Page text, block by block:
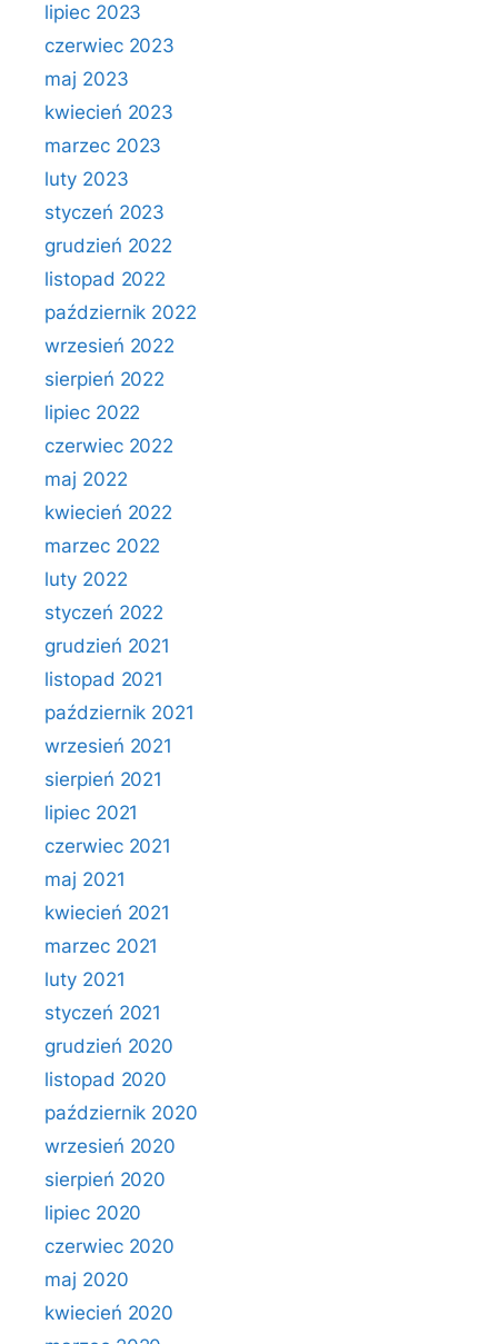
lipiec 2023
czerwiec 2023
maj 2023
kwiecień 2023
marzec 2023
luty 2023
styczeń 2023
grudzień 2022
listopad 2022
październik 2022
wrzesień 2022
sierpień 2022
lipiec 2022
czerwiec 2022
maj 2022
kwiecień 2022
marzec 2022
luty 2022
styczeń 2022
grudzień 2021
listopad 2021
październik 2021
wrzesień 2021
sierpień 2021
lipiec 2021
czerwiec 2021
maj 2021
kwiecień 2021
marzec 2021
luty 2021
styczeń 2021
grudzień 2020
listopad 2020
październik 2020
wrzesień 2020
sierpień 2020
lipiec 2020
czerwiec 2020
maj 2020
kwiecień 2020